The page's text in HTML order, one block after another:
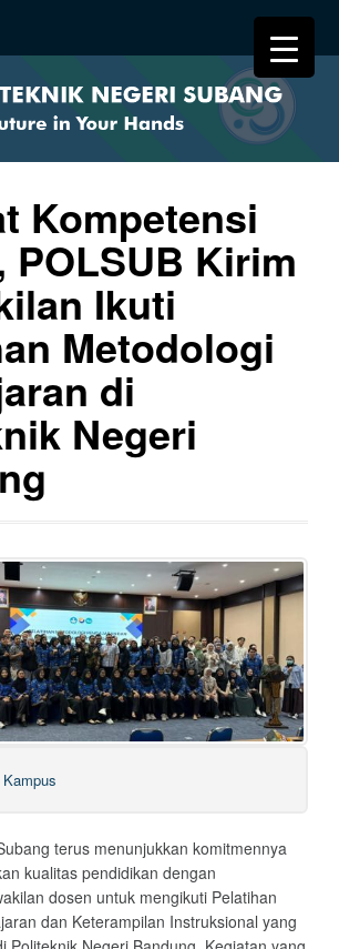
Kompetensi
POLSUB Kirim
Ikuti
Metodologi
di
Negeri
Kampus
terus menunjukkan komitmennya
kualitas pendidikan dengan
dosen untuk mengikuti Pelatihan
dan Keterampilan Instruksional yang